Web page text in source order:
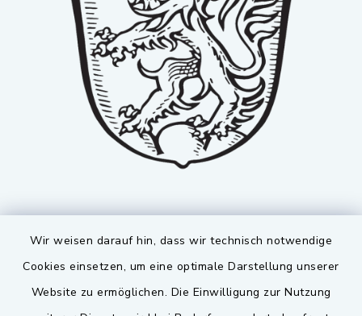
Wir weisen darauf hin, dass wir technisch notwendige
Cookies einsetzen, um eine optimale Darstellung unserer
Website zu ermöglichen. Die Einwilligung zur Nutzung